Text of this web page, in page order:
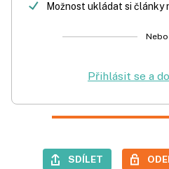
Možnost ukládat si články
Nebo
Přihlásit se a
SDÍLET